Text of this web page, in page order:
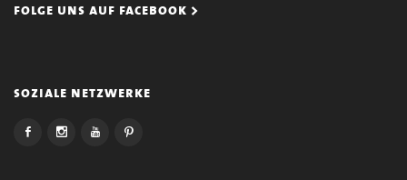
folge uns auf facebook >
soziale netzwerke